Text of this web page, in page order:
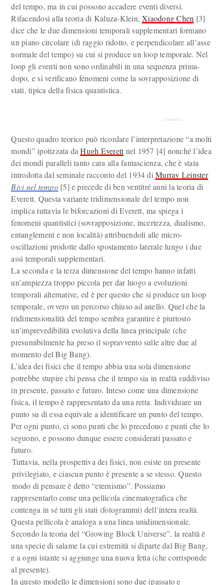
del tempo, ma in cui possono accadere eventi diversi.
Rifacendosi alla teoria di Kaluza-Klein,Xiaodong Chen [3]
dice che le due dimensioni temporali supplementari formano
un piano circolare (di raggio ridotto, e perpendicolare all’asse
normale del tempo) su cui si produce un loop temporale. Nel
loop gli eventi non sono ordinabili in una sequenza prima-
dopo, e si verificano fenomeni come la sovrapposizione di
stati, tipica della fisica quantistica.
Questo quadro teorico può ricordare l’interpretazione “a molti
mondi” ipotizzata daHugh Everettnel 1957 [4] nonché l’idea
dei mondi paralleli tanto cara alla fantascienza, che è stata
introdotta dal seminale racconto del 1934 diMurray Leinster
Bivi nel tempo[5] e precede di ben ventitré anni la teoria di
Everett. Questa variante tridimensionale del tempo non
implica tuttavia le biforcazioni di Everett, ma spiega i
fenomeni quantistici (sovrapposizione, incertezza, dualismo,
entanglement e non località) attribuendoli alle micro-
oscillazioni prodotte dallo spostamento laterale lungo i due
assi temporali supplementari.
La seconda e la terza dimensione del tempo hanno infatti
un’ampiezza troppo piccola per dar luogo a evoluzioni
temporali alternative, ed è per questo che si produce un loop
temporale, ovvero un percorso chiuso ad anello. Quel che la
tridimensionalità del tempo sembra garantire è piuttosto
un’imprevedibilità evolutiva della linea principale (che
presumibilmente ha preso il sopravvento sulle altre due al
momento del Big Bang).
L’idea dei fisici che il tempo abbia una sola dimensione
potrebbe stupire chi pensa che il tempo sia in realtà suddiviso
in presente, passato e futuro. Inteso come una dimensione
fisica, il tempo è rappresentato da una retta. Individuare un
punto su di essa equivale a identificare un punto del tempo.
Per ogni punto, ci sono punti che lo precedono e punti che lo
seguono, e possono dunque essere considerati passato e
futuro.
Tuttavia, nella prospettiva dei fisici, non esiste un presente
privilegiato, e ciascun punto è presente a se stesso. Questo
modo di pensare è detto “eternismo”. Possiamo
rappresentarlo come una pellicola cinematografica che
contenga in sé tutti gli stati (fotogrammi) dell’intera realtà.
Questa pellicola è analoga a una linea unidimensionale.
Secondo la teoria del “Growing Block Universe”, la realtà è
una specie di salame la cui estremità si diparte dal Big Bang,
e a ogni istante si aggiunge una nuova fetta (che corrisponde
al presente).
In questo modello le dimensioni sono due (passato e